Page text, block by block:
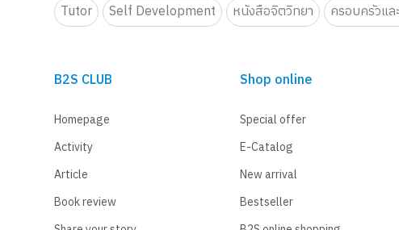
Tutor
Self Development หนังสือจิตวิทยา ครอบครัวแล
B2S CLUB
Homepage
Activity
Article
Book review
Shop online
Special offer
E-Catalog
New arrival
Bestseller